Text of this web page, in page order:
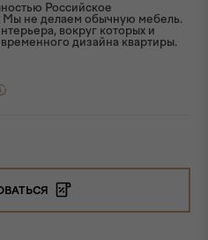
Российское
Мы не делаем обычную мебель.
вокруг которых и
дизайна квартиры.